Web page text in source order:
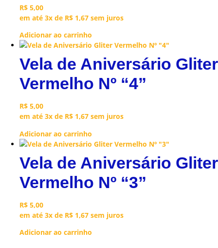
R$ 5,00
em até 3x de R$ 1,67 sem juros
Adicionar ao carrinho
Vela de Aniversário Gliter
Vermelho Nº “4”
R$ 5,00
em até 3x de R$ 1,67 sem juros
Adicionar ao carrinho
Vela de Aniversário Gliter
Vermelho Nº “3”
R$ 5,00
em até 3x de R$ 1,67 sem juros
Adicionar ao carrinho